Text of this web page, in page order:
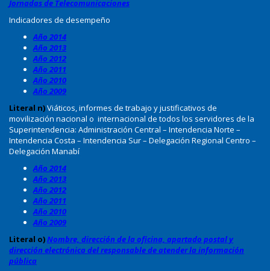
Jornadas de Telecomunicaciones
Indicadores de desempeño
Año 2014
Año 2013
Año 2012
Año 2011
Año 2010
Año 2009
Literal n)Viáticos, informes de trabajo y justificativos de
movilización nacional o internacional de todos los servidores de la
Superintendencia: Administración Central – Intendencia Norte –
Intendencia Costa – Intendencia Sur – Delegación Regional Centro –
Delegación Manabí
Año 2014
Año 2013
Año 2012
Año 2011
Año 2010
Año 2009
Literal o)Nombre, dirección de la oficina, apartado postal y
dirección electrónica del responsable de atender la información
pública